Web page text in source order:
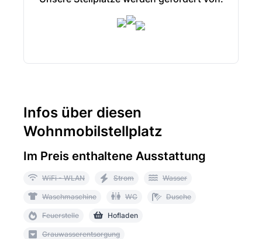
Infos über diesen
Wohnmobilstellplatz
Im Preis enthaltene Ausstattung
WiFi - WLAN Strom Wasser
Waschmaschine WC Dusche
Feuerstelle Hofladen
Grauwasserentsorgung